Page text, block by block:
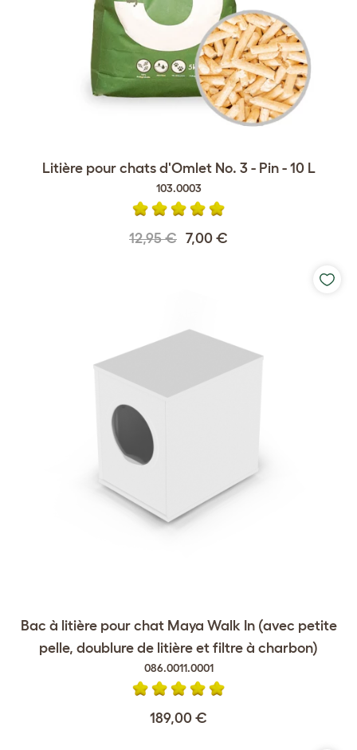
Litière pour chats d'Omlet No. 3 - Pin - 10 L
103.0003
12,95 € 7,00 €
Bac à litière pour chat Maya Walk In (avec petite
pelle, doublure de litière et filtre à charbon)
086.0011.0001
189,00 €